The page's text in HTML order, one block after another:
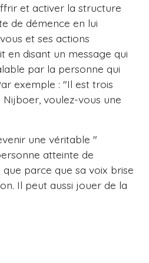
et activer la structure
de démence en lui
et ses actions
en disant un message qui
par la personne qui
exemple : "Il est trois
voulez-vous une
une véritable "
atteinte de
parce que sa voix brise
Il peut aussi jouer de la